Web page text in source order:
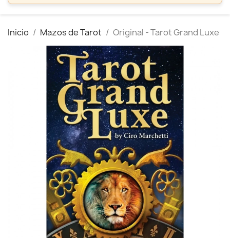
Inicio Mazos de Tarot Original - Tarot Grand Luxe